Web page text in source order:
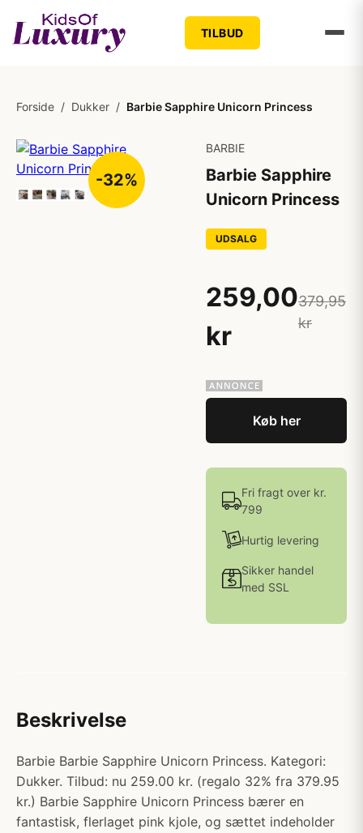
TILBUD
Forside / Dukker / Barbie Sapphire Unicorn Princess
-32%
BARBIE
Barbie Sapphire
Unicorn Princess
UDSALG
259,00
kr
379,95
kr
Køb her
Fri fragt over kr.
799
Hurtig levering
Sikker handel
med SSL
Beskrivelse
Barbie Barbie Sapphire Unicorn Princess. Kategori:
Dukker. Tilbud: nu 259.00 kr. (regalo 32% fra 379.95
kr.) Barbie Sapphire Unicorn Princess bærer en
fantastisk, flerlaget pink kjole, og sættet indeholder